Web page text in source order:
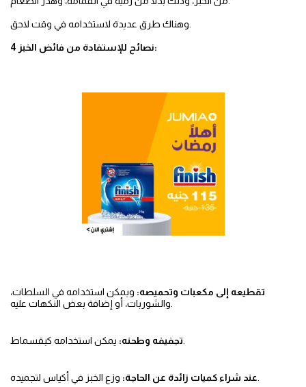
4 نصائح للإستفادة من فائض الخبز:
تقطيعه إلى مكعبات وتحميصه: ويمكن استخدامه في السلطات،
تجفيفه وطحنه:
عند شراء كميات زائدة عن الحاجة: